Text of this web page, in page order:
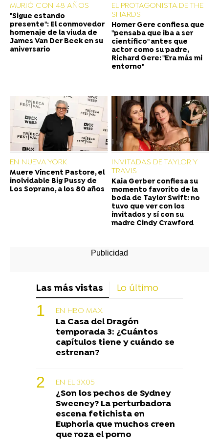
MURIÓ CON 48 AÑOS
"Sigue estando
presente": El conmovedor
homenaje de la viuda de
James Van Der Beek en su
aniversario
EL PROTAGONISTA DE THE
SHARDS
Homer Gere confiesa que
"pensaba que iba a ser
científico" antes que
actor como su padre,
Richard Gere: "Era más mi
entorno"
EN NUEVA YORK
Muere Vincent Pastore, el
inolvidable Big Pussy de
Los Soprano, a los 80 años
INVITADAS DE TAYLOR Y
TRAVIS
Kaia Gerber confiesa su
momento favorito de la
boda de Taylor Swift: no
tuvo que ver con los
invitados y sí con su
madre Cindy Crawford
Las más vistas Lo último
EN HBO MAX
La Casa del Dragón
temporada 3: ¿Cuántos
capítulos tiene y cuándo se
estrenan?
EN EL 3X05
¿Son los pechos de Sydney
Sweeney? La perturbadora
escena fetichista en
Euphoria que muchos creen
que roza el porno